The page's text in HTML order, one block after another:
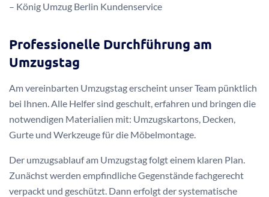
– König Umzug Berlin Kundenservice
Professionelle Durchführung am
Umzugstag
Am vereinbarten Umzugstag erscheint unser Team pünktlich
bei Ihnen. Alle Helfer sind geschult, erfahren und bringen die
notwendigen Materialien mit: Umzugskartons, Decken,
Gurte und Werkzeuge für die Möbelmontage.
Der umzugsablauf am Umzugstag folgt einem klaren Plan.
Zunächst werden empfindliche Gegenstände fachgerecht
verpackt und geschützt. Dann erfolgt der systematische